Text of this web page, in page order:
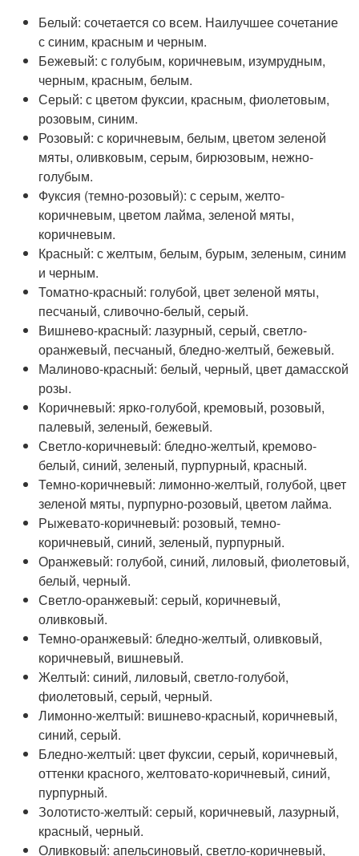
Белый: сочетается со всем. Наилучшее сочетание
с синим, красным и черным.
Бежевый: с голубым, коричневым, изумрудным,
черным, красным, белым.
Серый: с цветом фуксии, красным, фиолетовым,
розовым, синим.
Розовый: с коричневым, белым, цветом зеленой
мяты, оливковым, серым, бирюзовым, нежно-
голубым.
Фуксия (темно-розовый): с серым, желто-
коричневым, цветом лайма, зеленой мяты,
коричневым.
Красный: с желтым, белым, бурым, зеленым, синим
и черным.
Томатно-красный: голубой, цвет зеленой мяты,
песчаный, сливочно-белый, серый.
Вишнево-красный: лазурный, серый, светло-
оранжевый, песчаный, бледно-желтый, бежевый.
Малиново-красный: белый, черный, цвет дамасской
розы.
Коричневый: ярко-голубой, кремовый, розовый,
палевый, зеленый, бежевый.
Светло-коричневый: бледно-желтый, кремово-
белый, синий, зеленый, пурпурный, красный.
Темно-коричневый: лимонно-желтый, голубой, цвет
зеленой мяты, пурпурно-розовый, цветом лайма.
Рыжевато-коричневый: розовый, темно-
коричневый, синий, зеленый, пурпурный.
Оранжевый: голубой, синий, лиловый, фиолетовый,
белый, черный.
Светло-оранжевый: серый, коричневый,
оливковый.
Темно-оранжевый: бледно-желтый, оливковый,
коричневый, вишневый.
Желтый: синий, лиловый, светло-голубой,
фиолетовый, серый, черный.
Лимонно-желтый: вишнево-красный, коричневый,
синий, серый.
Бледно-желтый: цвет фуксии, серый, коричневый,
оттенки красного, желтовато-коричневый, синий,
пурпурный.
Золотисто-желтый: серый, коричневый, лазурный,
красный, черный.
Оливковый: апельсиновый, светло-коричневый,